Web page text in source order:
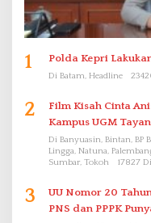
1 Polda Kepri
Di Batam, Headline
2
Film Kisah Cinta
Kampus UGM
Di Banyuasin, Bintan, BP
Lingga, Natuna,
Sumbar, Tokoh
17827
3
UU Nomor 20
PNS dan PPPK